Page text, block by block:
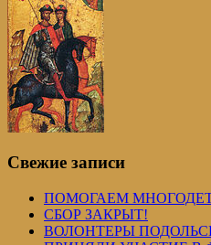
Свежие записи
ПОМОГАЕМ
СБОР ЗАКРЫТ!
ВОЛОНТЕРЫ